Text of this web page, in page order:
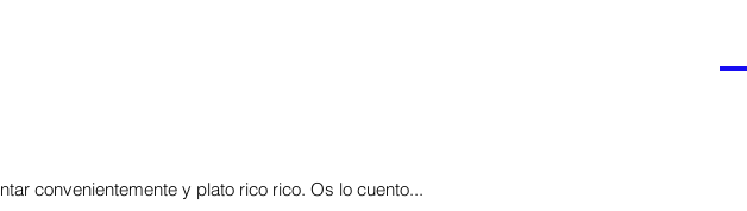
convenientemente y plato rico rico. Os lo cuento...